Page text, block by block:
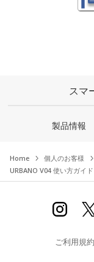
スマ
製品情報
Home 個人のお客様
URBANO V04 使い方ガイド
ご利用規約